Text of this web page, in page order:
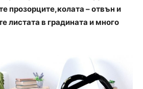
прозорците,колата – отвън и
листата в градината и много